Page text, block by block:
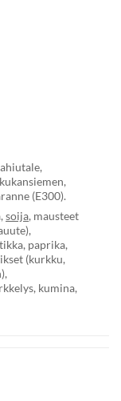
(E300).
soija, mausteet
paprika,
(kurkku,
kumina,